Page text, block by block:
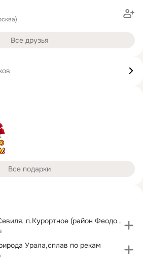
Все друзья
Все подарки
Гостевой дом Севиля. п.Курортное (район Феодосия )
Урала,сплав по рекам